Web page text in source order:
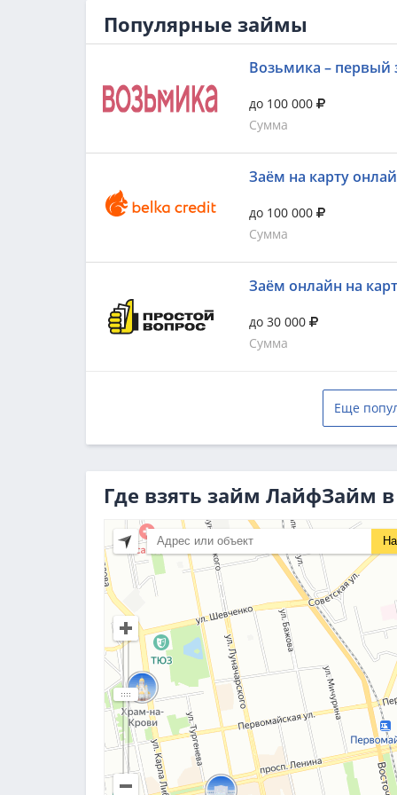
Популярные займы
Возьмика – первый
до 100 000
Сумма
Заём на карту
до 100 000
Сумма
Заём онлайн на
до 30 000
Сумма
Еще
Где взять займ ЛайфЗайм в